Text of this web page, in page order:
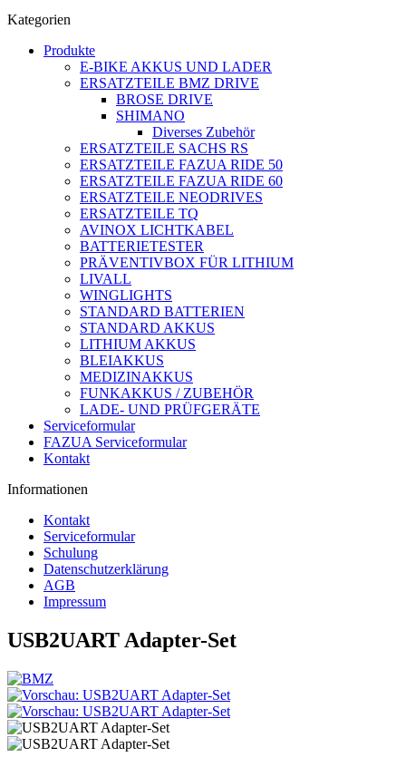
Kategorien
Produkte
E-BIKE AKKUS UND LADER
ERSATZTEILE BMZ DRIVE
BROSE DRIVE
SHIMANO
Diverses Zubehör
ERSATZTEILE SACHS RS
ERSATZTEILE FAZUA RIDE 50
ERSATZTEILE FAZUA RIDE 60
ERSATZTEILE NEODRIVES
ERSATZTEILE TQ
AVINOX LICHTKABEL
BATTERIETESTER
PRÄVENTIVBOX FÜR LITHIUM
LIVALL
WINGLIGHTS
STANDARD BATTERIEN
STANDARD AKKUS
LITHIUM AKKUS
BLEIAKKUS
MEDIZINAKKUS
FUNKAKKUS / ZUBEHÖR
LADE- UND PRÜFGERÄTE
Serviceformular
FAZUA Serviceformular
Kontakt
Informationen
Kontakt
Serviceformular
Schulung
Datenschutzerklärung
AGB
Impressum
USB2UART Adapter-Set